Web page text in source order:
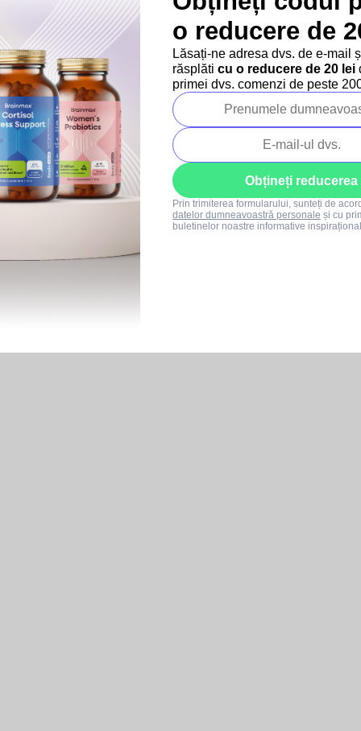
o reducere de
Lăsați-ne adresa dvs. de e-mail
răsplăti cu o reducere de 20 lei
primei dvs. comenzi de peste
Obțineți reducerea
Prin trimiterea formularului, sunteți de
datelor dumneavoastră personale și cu
buletinelor noastre informative